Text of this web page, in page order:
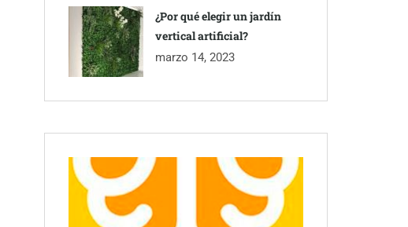
¿Por qué elegir un jardín
vertical artificial?
marzo 14, 2023